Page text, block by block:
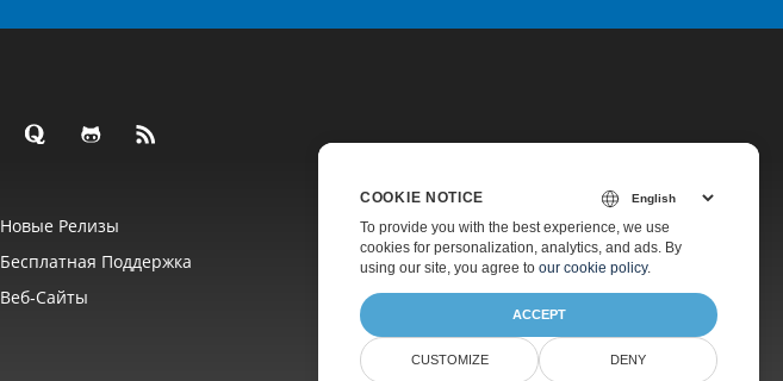
Новые Релизы
Цены
Бесплатная Поддержка
Платная Поддержка
Веб‑сайты О Компании
COOKIE NOTICE
To provide you with the best experience, we use
cookies for personalization, analytics, and ads. By
using our site, you agree to our cookie policy.
ACCEPT
CUSTOMIZE DENY